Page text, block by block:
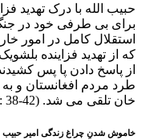
حبیب الله با درک تهدید
برای بی طرفی خود در
استقلال کامل در امور
که از تهدید فزاینده
از پاسخ دادن پا پس
طرد مردم افغانستان و
خان تلقی می شد. (Rhinefield, 2006: 38-42)
خاموش شدنِ چراغ زندگی امیر حبیب